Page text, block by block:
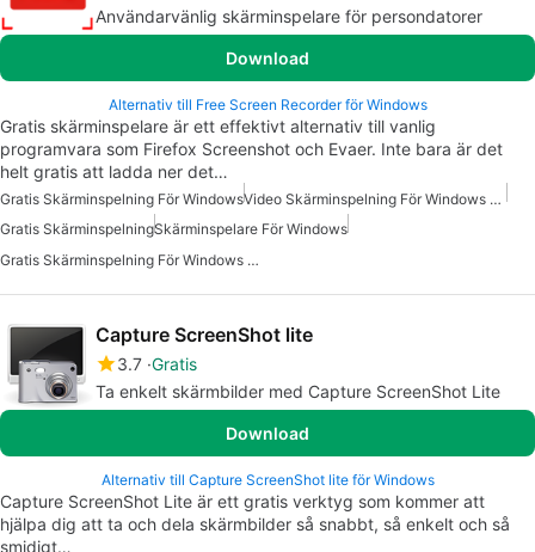
Användarvänlig skärminspelare för persondatorer
Download
Alternativ till Free Screen Recorder för Windows
Gratis skärminspelare är ett effektivt alternativ till vanlig
programvara som Firefox Screenshot och Evaer. Inte bara är det
helt gratis att ladda ner det…
Gratis Skärminspelning För Windows
Video Skärminspelning För Windows Gratis
Gratis SkärminspelningSkärminspelare För Windows
Gratis Skärminspelning För Windows 10
Capture ScreenShot lite
3.7 Gratis
Ta enkelt skärmbilder med Capture ScreenShot Lite
Download
Alternativ till Capture ScreenShot lite för Windows
Capture ScreenShot Lite är ett gratis verktyg som kommer att
hjälpa dig att ta och dela skärmbilder så snabbt, så enkelt och så
smidigt…